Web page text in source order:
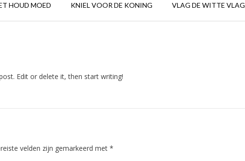
HOUD MOED KNIEL VOOR DE KONING VLAG DE WITTE VLAG
Edit or delete it, then start writing!
velden zijn gemarkeerd met *